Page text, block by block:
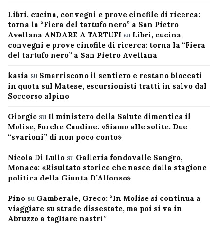
Libri, cucina, convegni e prove cinofile di ricerca:
torna la “Fiera del tartufo nero” a San Pietro
Avellana ANDARE A TARTUFI su Libri, cucina,
convegni e prove cinofile di ricerca: torna la “Fiera
del tartufo nero” a San Pietro Avellana
kasia su Smarriscono il sentiero e restano bloccati
in quota sul Matese, escursionisti tratti in salvo dal
Soccorso alpino
Giorgio su Il ministero della Salute dimentica il
Molise, Forche Caudine: «Siamo alle solite. Due
“svarioni” di non poco conto»
Nicola Di Lullo su Galleria fondovalle Sangro,
Monaco: «Risultato storico che nasce dalla stagione
politica della Giunta D’Alfonso»
Pino su Gamberale, Greco: “In Molise si continua a
viaggiare su strade dissestate, ma poi si va in
Abruzzo a tagliare nastri”